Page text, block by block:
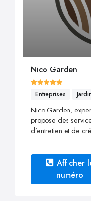
Nico Garden
Entreprises
Nico Garden,
propose des
d’entretien et de
Afficher
numéro